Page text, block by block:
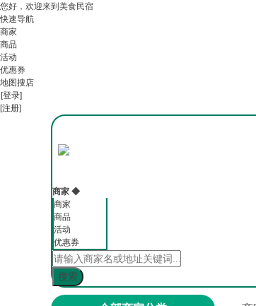
您好，欢迎来到美食民宿
快速导航
商家
商品
活动
优惠券
地图搜店
[登录]
[注册]
商家 ◆
商家
商品
活动
优惠券